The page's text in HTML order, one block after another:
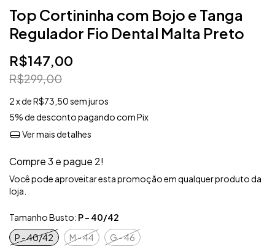
Top Cortininha com Bojo e Tanga
Regulador Fio Dental Malta Preto
R$147,00
R$299,00
2x deR$73,50sem juros
5% de descontopagando com Pix
Ver mais detalhes
Compre 3 e pague 2!
Você pode aproveitar esta promoção em qualquer produto da
loja.
Tamanho Busto: P - 40/42
P - 40/42
M - 44 G - 46